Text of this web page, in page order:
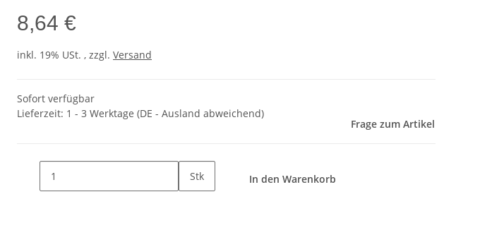
8,64 €
inkl. 19% USt. , zzgl. Versand
Sofort verfügbar
Lieferzeit: 1 - 3 Werktage (DE - Ausland abweichend)
Frage zum Artikel
Stk In den Warenkorb